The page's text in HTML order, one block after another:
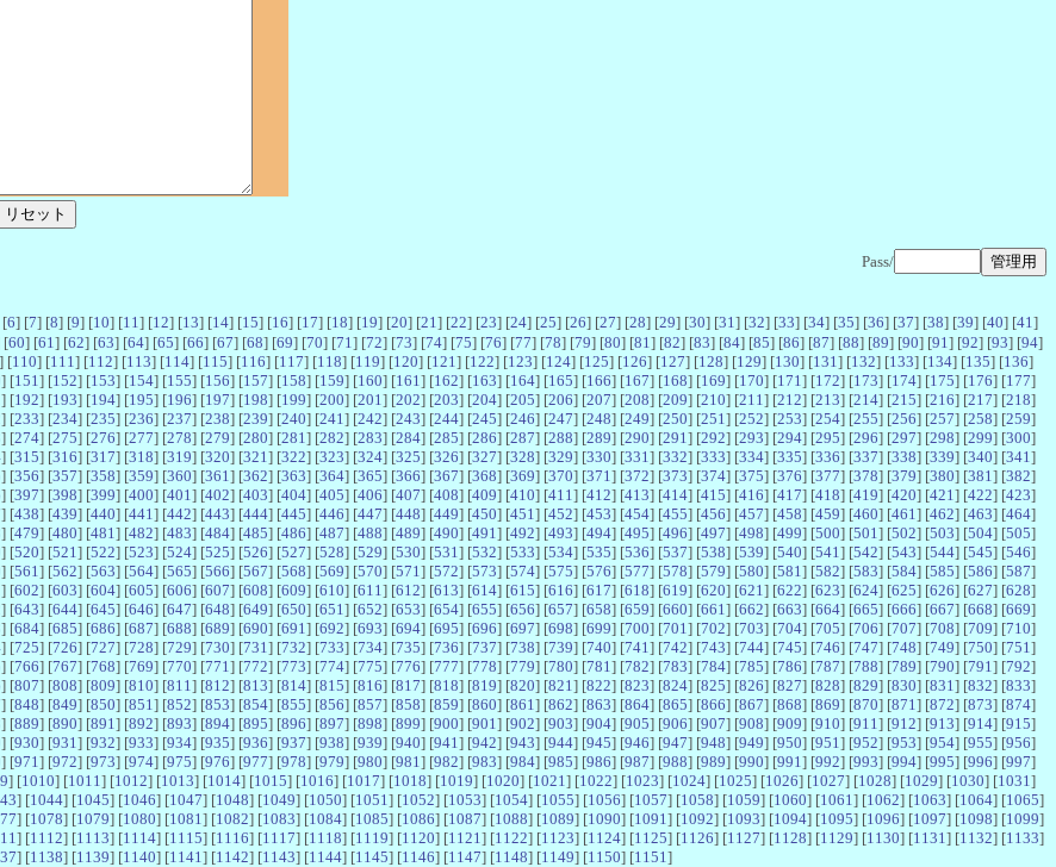
Pass/
6] [7] [8] [9] [10] [11 ] [12] [13] [14] [15] [16] [17] [18] [19] [20] [21 ] [22] [23] [24] [25] [26] [27] [28] [29] [30] [31 ] [32] [33] [34] [35] [36] [37] [38] [39] [40] [41 ]
[60] [61 ] [62] [63] [64] [65] [66] [67] [68] [69] [70] [71 ] [72] [73] [74] [75] [76] [77] [78] [79] [80] [81 ] [82] [83] [84] [85] [86] [87] [88] [89] [90] [91 ] [92] [93] [94]
] [110] [111 ] [112] [113] [114] [115] [116] [117] [118] [119] [120] [121 ] [122] [123] [124] [125] [126] [127] [128] [129] [130] [131 ] [132] [133] [134] [135] [136]
] [151 ] [152] [153] [154] [155] [156] [157] [158] [159] [160] [161 ] [162] [163] [164] [165] [166] [167] [168] [169] [170] [171 ] [172] [173] [174] [175] [176] [177]
] [192] [193] [194] [195] [196] [197] [198] [199] [200] [201 ] [202] [203] [204] [205] [206] [207] [208] [209] [210] [211 ] [212] [213] [214] [215] [216] [217] [218]
] [233] [234] [235] [236] [237] [238] [239] [240] [241 ] [242] [243] [244] [245] [246] [247] [248] [249] [250] [251 ] [252] [253] [254] [255] [256] [257] [258] [259]
] [274] [275] [276] [277] [278] [279] [280] [281 ] [282] [283] [284] [285] [286] [287] [288] [289] [290] [291 ] [292] [293] [294] [295] [296] [297] [298] [299] [300]
] [315] [316] [317] [318] [319] [320] [321 ] [322] [323] [324] [325] [326] [327] [328] [329] [330] [331 ] [332] [333] [334] [335] [336] [337] [338] [339] [340] [341 ]
] [356] [357] [358] [359] [360] [361 ] [362] [363] [364] [365] [366] [367] [368] [369] [370] [371 ] [372] [373] [374] [375] [376] [377] [378] [379] [380] [381 ] [382]
] [397] [398] [399] [400] [401 ] [402] [403] [404] [405] [406] [407] [408] [409] [410] [411 ] [412] [413] [414] [415] [416] [417] [418] [419] [420] [421 ] [422] [423]
] [438] [439] [440] [441 ] [442] [443] [444] [445] [446] [447] [448] [449] [450] [451 ] [452] [453] [454] [455] [456] [457] [458] [459] [460] [461 ] [462] [463] [464]
] [479] [480] [481 ] [482] [483] [484] [485] [486] [487] [488] [489] [490] [491 ] [492] [493] [494] [495] [496] [497] [498] [499] [500] [501 ] [502] [503] [504] [505]
] [520] [521 ] [522] [523] [524] [525] [526] [527] [528] [529] [530] [531 ] [532] [533] [534] [535] [536] [537] [538] [539] [540] [541 ] [542] [543] [544] [545] [546]
] [561 ] [562] [563] [564] [565] [566] [567] [568] [569] [570] [571 ] [572] [573] [574] [575] [576] [577] [578] [579] [580] [581 ] [582] [583] [584] [585] [586] [587]
] [602] [603] [604] [605] [606] [607] [608] [609] [610] [611 ] [612] [613] [614] [615] [616] [617] [618] [619] [620] [621 ] [622] [623] [624] [625] [626] [627] [628]
] [643] [644] [645] [646] [647] [648] [649] [650] [651 ] [652] [653] [654] [655] [656] [657] [658] [659] [660] [661 ] [662] [663] [664] [665] [666] [667] [668] [669]
] [684] [685] [686] [687] [688] [689] [690] [691 ] [692] [693] [694] [695] [696] [697] [698] [699] [700] [701 ] [702] [703] [704] [705] [706] [707] [708] [709] [710]
] [725] [726] [727] [728] [729] [730] [731 ] [732] [733] [734] [735] [736] [737] [738] [739] [740] [741 ] [742] [743] [744] [745] [746] [747] [748] [749] [750] [751 ]
] [766] [767] [768] [769] [770] [771 ] [772] [773] [774] [775] [776] [777] [778] [779] [780] [781 ] [782] [783] [784] [785] [786] [787] [788] [789] [790] [791 ] [792]
] [807] [808] [809] [810] [811 ] [812] [813] [814] [815] [816] [817] [818] [819] [820] [821 ] [822] [823] [824] [825] [826] [827] [828] [829] [830] [831 ] [832] [833]
] [848] [849] [850] [851 ] [852] [853] [854] [855] [856] [857] [858] [859] [860] [861 ] [862] [863] [864] [865] [866] [867] [868] [869] [870] [871 ] [872] [873] [874]
] [889] [890] [891 ] [892] [893] [894] [895] [896] [897] [898] [899] [900] [901 ] [902] [903] [904] [905] [906] [907] [908] [909] [910] [911 ] [912] [913] [914] [915]
] [930] [931 ] [932] [933] [934] [935] [936] [937] [938] [939] [940] [941 ] [942] [943] [944] [945] [946] [947] [948] [949] [950] [951 ] [952] [953] [954] [955] [956]
] [971 ] [972] [973] [974] [975] [976] [977] [978] [979] [980] [981 ] [982] [983] [984] [985] [986] [987] [988] [989] [990] [991 ] [992] [993] [994] [995] [996] [997]
] [1010] [1011 ] [1012] [1013] [1014] [1015] [1016] [1017] [1018] [1019] [1020] [1021 ] [1022] [1023] [1024] [1025] [1026] [1027] [1028] [1029] [1030] [1031 ]
] [1044] [1045] [1046] [1047] [1048] [1049] [1050] [1051 ] [1052] [1053] [1054] [1055] [1056] [1057] [1058] [1059] [1060] [1061 ] [1062] [1063] [1064] [1065]
] [1078] [1079] [1080] [1081 ] [1082] [1083] [1084] [1085] [1086] [1087] [1088] [1089] [1090] [1091 ] [1092] [1093] [1094] [1095] [1096] [1097] [1098] [1099]
] [1112] [1113] [1114] [1115] [1116] [1117] [1118] [1119] [1120] [1121 ] [1122] [1123] [1124] [1125] [1126] [1127] [1128] [1129] [1130] [1131 ] [1132] [1133]
] [1138] [1139] [1140] [1141 ] [1142] [1143] [1144] [1145] [1146] [1147] [1148] [1149] [1150] [1151 ]